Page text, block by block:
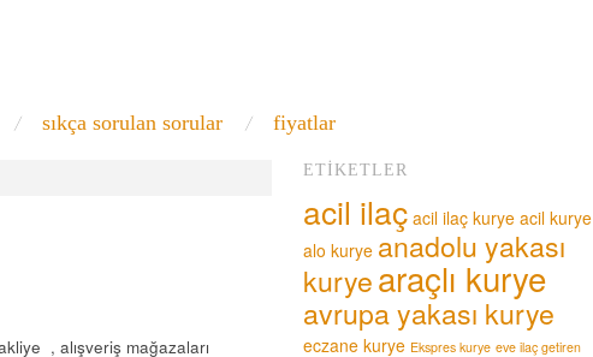
sıkça sorulan sorular fiyatlar
, alışveriş mağazaları
ETIKETLER
acil ilaç acil ilaç kurye acil kurye
alo kurye anadolu yakası
kuryearaçlı kurye
avrupa yakası kurye
eczane kurye Ekspres kurye eve ilaç getiren